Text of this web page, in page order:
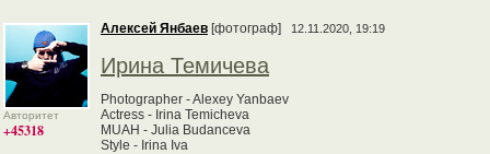
Авторитет
+45318
Алексей Янбаев [фотограф] 12.11.2020, 19:19
Ирина Темичева
Photographer - Alexey Yanbaev
Actress - Irina Temicheva
MUAH - Julia Budanceva
Style - Irina Iva